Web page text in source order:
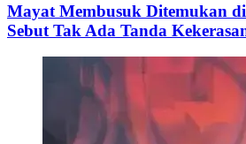
Mayat Membusuk Ditemukan
Sebut Tak Ada Tanda